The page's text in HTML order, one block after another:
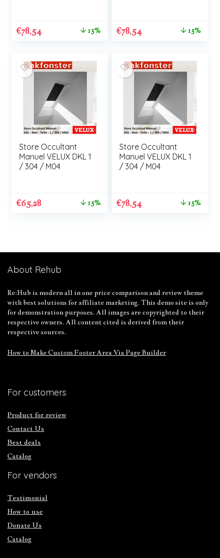
€78,54 15% €78,54 15%
Store Occultant
Manuel VELUX DKL 1
/ 304 / M04
€65,28 15%
Store Occultant
Manuel VELUX DKL 1
/ 304 / M04
€78,54 15%
About Rehub
Re:Hub is modern all in one price comparison and review theme
with best solutions for affiliate marketing. This demo site is only
for demonstration purposes. All images are copyrighted to their
respective owners. All content cited is derived from their
respective sources.
How to Make Custom Footer Area Via Page Builder
For customers
Product for review
Contact Us
Best deals
Catalog
For vendors
Testimonial
How to use
Donate Us
Catalog